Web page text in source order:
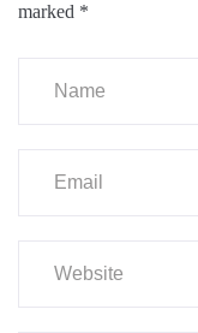
marked *